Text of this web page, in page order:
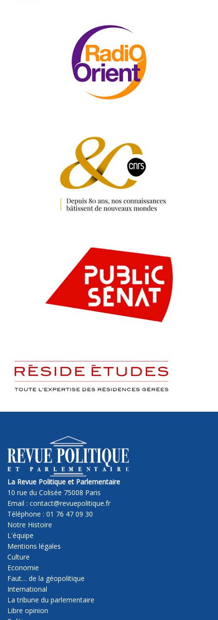
La Revue Politique et Parlementaire
10 rue du Colisée 75008 Paris
Email : contact@revuepolitique.fr
Téléphone : 01 76 47 09 30
Notre Histoire
L'équipe
Mentions légales
Culture
Economie
Faut… de la géopolitique
International
La tribune du parlementaire
Libre opinion